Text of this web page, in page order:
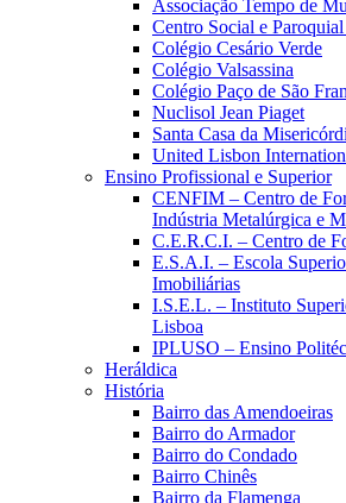
Associação Tempo de
Centro Social e
Colégio Cesário Verde
Colégio Valsassina
Colégio Paço de São
Nuclisol Jean Piaget
Santa Casa da
United Lisbon
Ensino Profissional e Superior
CENFIM – Centro de
Indústria Metalúrgica e
C.E.R.C.I. – Centro de
E.S.A.I. – Escola
Imobiliárias
I.S.E.L. – Instituto
Lisboa
IPLUSO – Ensino
Heráldica
História
Bairro das Amendoeiras
Bairro do Armador
Bairro do Condado
Bairro Chinês
Bairro da Flamenga